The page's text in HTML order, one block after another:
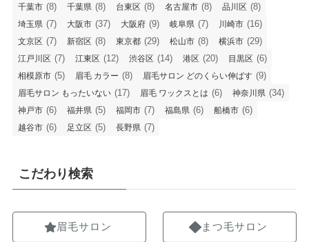
千葉市 (8) 千葉県 (8) 台東区 (8) 名古屋市 (8) 品川区 (8)
埼玉県 (7) 大阪市 (37) 大阪府 (9) 岐阜県 (7) 川崎市 (16)
文京区 (7) 新宿区 (8) 東京都 (29) 松山市 (8) 横浜市 (29)
江戸川区 (7) 江東区 (12) 渋谷区 (14) 港区 (20) 目黒区 (6)
相模原市 (5) 眉毛 カラー (8) 眉毛サロン どのくらい伸ばす (9)
眉毛サロン もったいない (17) 眉毛 ワックスとは (6) 神奈川県 (34)
神戸市 (6) 福井県 (5) 福岡市 (7) 福島県 (6) 船橋市 (6)
越谷市 (6) 足立区 (5) 長野県 (7)
こだわり検索
眉毛サロン まつ毛サロン